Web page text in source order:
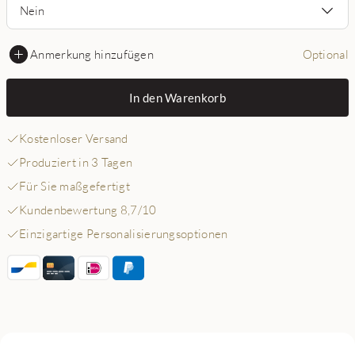
Nein
Anmerkung hinzufügen Optional
In den Warenkorb
Kostenloser Versand
Produziert in 3 Tagen
Für Sie maßgefertigt
Kundenbewertung 8,7/10
Einzigartige Personalisierungsoptionen